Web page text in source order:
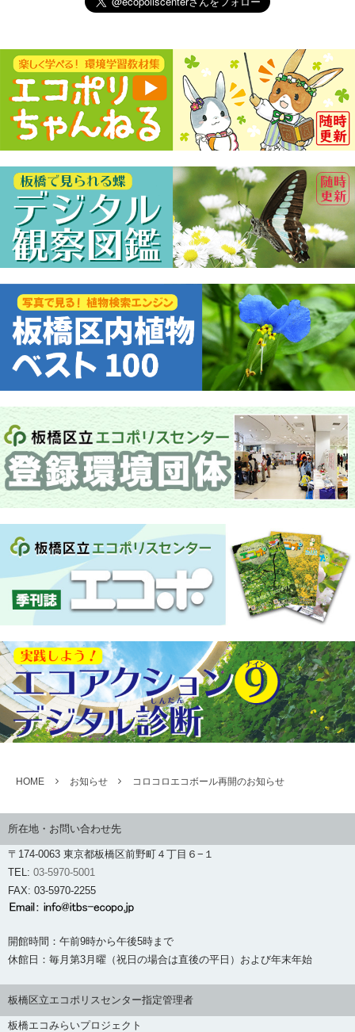
HOME お知らせ コロコロエコボール再開のお知らせ
所在地・お問い合わせ先
〒174-0063 東京都板橋区前野町４丁目６−１
TEL: 03-5970-5001
FAX: 03-5970-2255
開館時間：午前9時から午後5時まで
休館日：毎月第3月曜（祝日の場合は直後の平日）および年末年始
板橋区立エコポリスセンター指定管理者
板橋エコみらいプロジェクト